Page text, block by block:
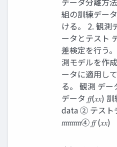
組の訓練デー
ける。 2. 観測
ータとテスト
差検定を行う
測モデルを作
ータに適用し
る。 観測 デ
データ 𝑓𝑓(𝑥𝑥)
data ② テスト
𝑡𝑡𝑡𝑡𝑡𝑡𝑡𝑡𝑡𝑡④ 𝑓𝑓 (𝑥𝑥)